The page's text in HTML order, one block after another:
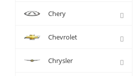
Chery
Chevrolet
Chrysler